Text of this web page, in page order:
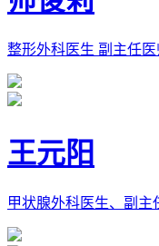
整形外科医生 副主任医
王元阳
甲状腺外科医生、副主